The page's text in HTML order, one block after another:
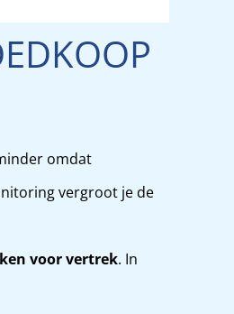
omdat
vergroot je de
voor vertrek. In